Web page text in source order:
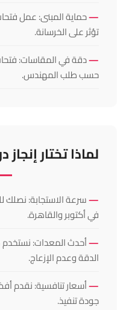
حماية المبنى: عمل
تؤثر على الخرسانة.
دقة في المقاسات:
حسب طلب المهندس.
لماذا تختار إنجاز
سرعة الاستجابة: نصلك
في أكتوبر والقاهرة.
الدقة وعدم الإزعاج.
أسعار تنافسية: نقدم
جودة تنفيذ.